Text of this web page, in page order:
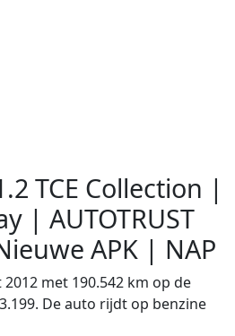
TCE Collection |
| AUTOTRUST
APK | NAP
2012 met 190.542 km op de
De auto rijdt op benzine